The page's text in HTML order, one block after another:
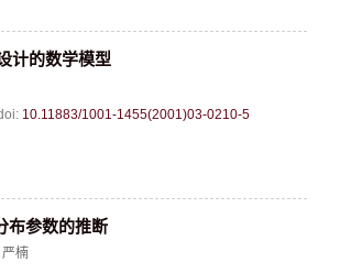
计的数学模型
10.11883/1001-1455(2001)03-0210-5
布参数的推断
严楠